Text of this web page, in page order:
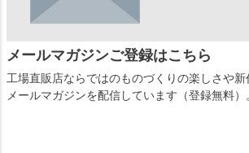
メールマガジンご登録はこちら
工場直販店ならではのものづくりの楽しさや
メールマガジンを配信しています（登録無料）